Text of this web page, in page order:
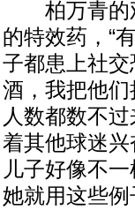
柏万青的观
的特效药，“
子都患上社
酒，我把他
人数都数不
着其他球迷
儿子好像不
她就用这些